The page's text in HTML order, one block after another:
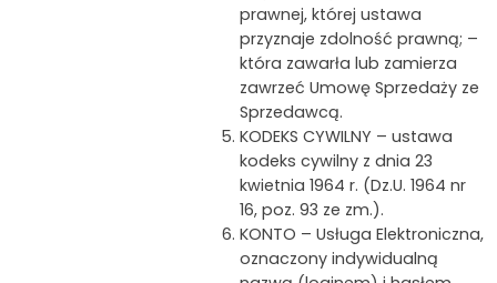
prawnej, której ustawa
przyznaje zdolność prawną; –
która zawarła lub zamierza
zawrzeć Umowę Sprzedaży ze
Sprzedawcą.
KODEKS CYWILNY – ustawa
kodeks cywilny z dnia 23
kwietnia 1964 r. (Dz.U. 1964 nr
16, poz. 93 ze zm.).
KONTO – Usługa Elektroniczna,
oznaczony indywidualną